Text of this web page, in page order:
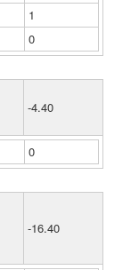
1
0
-4.40
0
-16.40